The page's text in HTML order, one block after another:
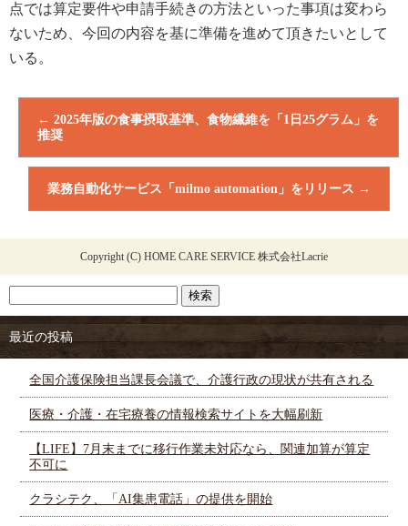
点では算定要件や申請手続きの方法といった事項は変わら
ないため、 今回の内容を基に準備を進めて頂きたいとして
いる。
← 2025年版の食事摂取基準、食物繊維を「1日25グラム」を
推奨
業務自動化サービス「milmo automation」をリリース →
Copyright (C) HOME CARE SERVICE 株式会社Lacrie
最近の投稿
全国介護保険担当課長会議で、介護行政の現状が共有される
医療・介護・在宅療養の情報検索サイトを大幅刷新
【LIFE】7月末までに移行作業未対応なら、関連加算が算定
不可に
クラシテク、「AI集患電話」の提供を開始